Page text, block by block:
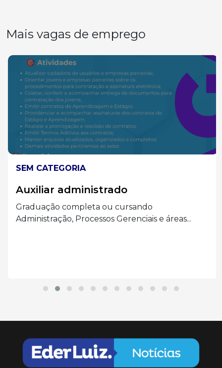
Mais vagas de emprego
SEM CATEGORIA
Auxiliar administrado
Graduação completa ou cursando
Administração, Processos Gerenciais e áreas...